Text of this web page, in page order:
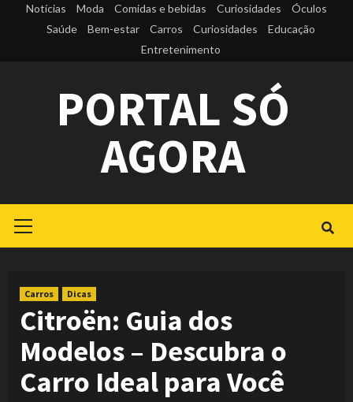
Notícias Moda Comidas e bebidas Curiosidades
Óculos
Saúde
Bem-estar Carros Curiosidades
Educação
Entretenimento
PORTAL SÓ
AGORA
Menu
Carros Dicas
Citroën: Guia dos
Modelos – Descubra o
Carro Ideal para Você